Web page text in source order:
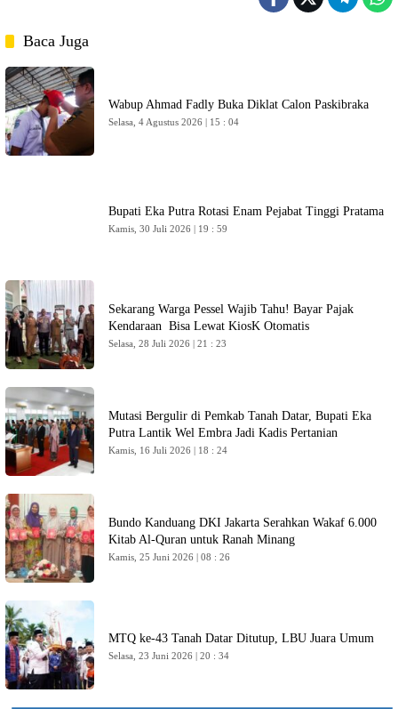
Baca Juga
Wabup Ahmad Fadly Buka Diklat Calon Paskibraka
Selasa, 4 Agustus 2026 | 15 : 04
Bupati Eka Putra Rotasi Enam Pejabat Tinggi Pratama
Kamis, 30 Juli 2026 | 19 : 59
Sekarang Warga Pessel Wajib Tahu! Bayar Pajak
Kendaraan Bisa Lewat KiosK Otomatis
Selasa, 28 Juli 2026 | 21 : 23
Mutasi Bergulir di Pemkab Tanah Datar, Bupati Eka
Putra Lantik Wel Embra Jadi Kadis Pertanian
Kamis, 16 Juli 2026 | 18 : 24
Bundo Kanduang DKI Jakarta Serahkan Wakaf 6.000
Kitab Al-Quran untuk Ranah Minang
Kamis, 25 Juni 2026 | 08 : 26
MTQ ke-43 Tanah Datar Ditutup, LBU Juara Umum
Selasa, 23 Juni 2026 | 20 : 34